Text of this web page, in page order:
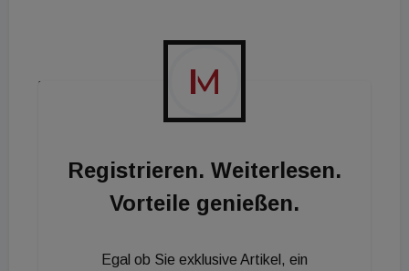
mit denen Unternehmen unterschiedlicher Branchen
Klimadatenwerkzeuge oder die Entwicklung von
Klimaschutzprojekten. Die damit verbundenen
Angebote und Expertisen erweitern ab sofort das
diesem Bereich.
Registrieren. Weiterlesen.
Vorteile genießen.
Egal ob Sie exklusive Artikel, ein